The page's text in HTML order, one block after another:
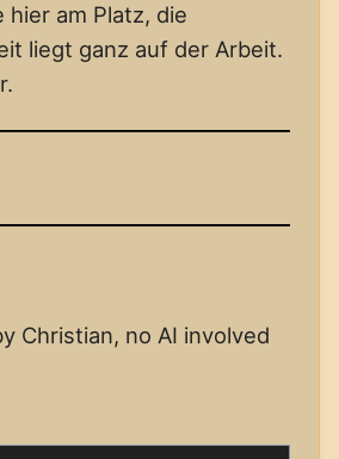
hier am Platz, die
liegt ganz auf der Arbeit.
Christian, no AI involved